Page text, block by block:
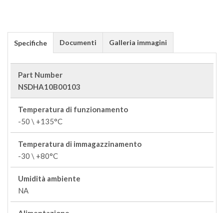
Specifiche Documenti Galleria immagini
Part Number
NSDHA10B00103
Temperatura di funzionamento
-50 \ +135°C
Temperatura di immagazzinamento
-30 \ +80°C
Umidità ambiente
NA